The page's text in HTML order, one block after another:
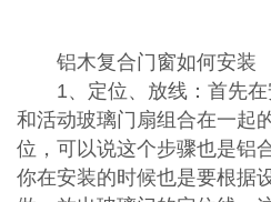
铝木复合门窗如何安装
1、定位、放线：首先在
和活动玻璃门扇组合在一起
位，可以说这个步骤也是铝
你在安装的时候也是要根据